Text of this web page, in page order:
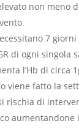
non meno
7
di ogni singola
l’Hb di circa
viene fatto la
rischia di
aumentandone